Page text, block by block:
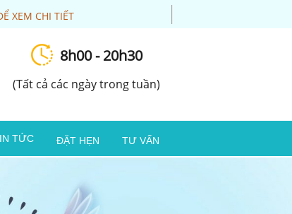
XEM CHI TIẾT
8h00 - 20h30
(Tất cả các ngày trong tuần)
TỨC ĐẶT HẸN TƯ VẤN